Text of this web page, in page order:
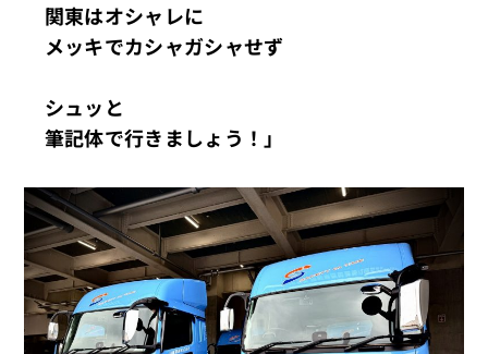
関東はオシャレに
メッキでカシャガシャせず
シュッと
筆記体で行きましょう！」